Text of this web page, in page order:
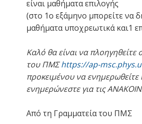
είναι μαθήματα επιλογής
(στο 1ο εξάμηνο μπορείτε να
μαθήματα υποχρεωτικά και1
Καλό θα είναι να πλοηγηθείτε
του ΠΜΣhttps://ap-
προκειμένου να ενημερωθείτε
ενημερώνεστε για τις
Από τη Γραμματεία του ΠΜΣ